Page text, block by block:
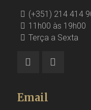
(+351) 214 414
11h00 às 19h00
Terça a Sexta
Email